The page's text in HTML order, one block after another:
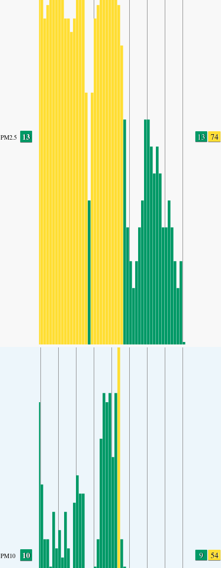
PM2.5 13 13 74
PM10 10 9 54